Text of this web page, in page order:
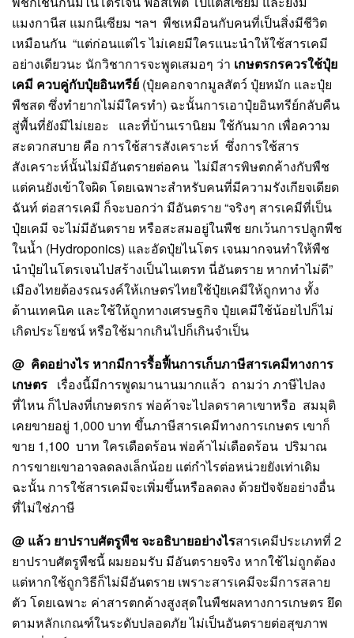
แมงกานีส แมกนีเซียม ฯลฯ พืชเหมือนกับคนที่เป็นสิ่งมีชีวิต
เหมือนกัน “แต่ก่อนแต่ไร ไม่เคยมีใครแนะนำให้ใช้สารเคมี
อย่างเดียวนะ นักวิชาการจะพูดเสมอๆ ว่า เกษตรกรควรใช้ปุ๋ย
เคมี ควบคู่กับปุ๋ยอินทรีย์ (ปุ๋ยคอกจากมูลสัตว์ ปุ๋ยหมัก และปุ๋ย
พืชสด ซึ่งทำยากไม่มีใครทำ) ฉะนั้นการเอาปุ๋ยอินทรีย์กลับคืน
สู่พื้นที่ยังมีไม่เยอะ และที่บ้านเรานิยม ใช้กันมาก เพื่อความ
สะดวกสบาย คือ การใช้สารสังเคราะห์ ซึ่งการใช้สาร
สังเคราะห์นั้นไม่มีอันตรายต่อคน ไม่มีสารพิษตกค้างกับพืช
แต่คนยังเข้าใจผิด โดยเฉพาะสำหรับคนที่มีความรังเกียจเดียด
ฉันท์ ต่อสารเคมี ก็จะบอกว่า มีอันตราย “จริงๆ สารเคมีที่เป็น
ปุ๋ยเคมี จะไม่มีอันตราย หรือสะสมอยู่ในพืช ยกเว้นการปลูกพืช
ในน้ำ (Hydroponics) และอัดปุ๋ยไนโตร เจนมากจนทำให้พืช
นำปุ๋ยไนโตรเจนไปสร้างเป็นไนเตรท นี่อันตราย หากทำไม่ดี”
เมืองไทยต้องรณรงค์ให้เกษตรไทยใช้ปุ๋ยเคมีให้ถูกทาง ทั้ง
ด้านเทคนิค และใช้ให้ถูกทางเศรษฐกิจ ปุ๋ยเคมีใช้น้อยไปก็ไม่
เกิดประโยชน์ หรือใช้มากเกินไปก็เกินจำเป็น
@ คิดอย่างไร หากมีการรื้อฟื้นการเก็บภาษีสารเคมีทางการ
เกษตร เรื่องนี้มีการพูดมานานมากแล้ว ถามว่า ภาษีไปลง
ที่ไหน ก็ไปลงที่เกษตรกร พ่อค้าจะไปลดราคาเขาหรือ สมมุติ
เคยขายอยู่ 1,000 บาท ขึ้นภาษีสารเคมีทางการเกษตร เขาก็
ขาย 1,100 บาท ใครเดือดร้อน พ่อค้าไม่เดือดร้อน ปริมาณ
การขายเขาอาจลดลงเล็กน้อย แต่กำไรต่อหน่วยยังเท่าเดิม
ฉะนั้น การใช้สารเคมีจะเพิ่มขึ้นหรือลดลง ด้วยปัจจัยอย่างอื่น
ที่ไม่ใช่ภาษี
@ แล้ว ยาปราบศัตรูพืช จะอธิบายอย่างไรสารเคมีประเภทที่ 2
ยาปราบศัตรูพืชนี้ ผมยอมรับ มีอันตรายจริง หากใช้ไม่ถูกต้อง
แต่หากใช้ถูกวิธีก็ไม่มีอันตราย เพราะสารเคมีจะมีการสลาย
ตัว โดยเฉพาะ ค่าสารตกค้างสูงสุดในพืชผลทางการเกษตร ยึด
ตามหลักเกณฑ์ในระดับปลอดภัย ไม่เป็นอันตรายต่อสุขภาพ